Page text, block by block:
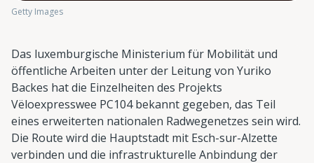
Getty Images
Das luxemburgische Ministerium für Mobilität und
öffentliche Arbeiten unter der Leitung von Yuriko
Backes hat die Einzelheiten des Projekts
Vëloexpresswee PC104 bekannt gegeben, das Teil
eines erweiterten nationalen Radwegenetzes sein wird.
Die Route wird die Hauptstadt mit Esch-sur-Alzette
verbinden und die infrastrukturelle Anbindung der